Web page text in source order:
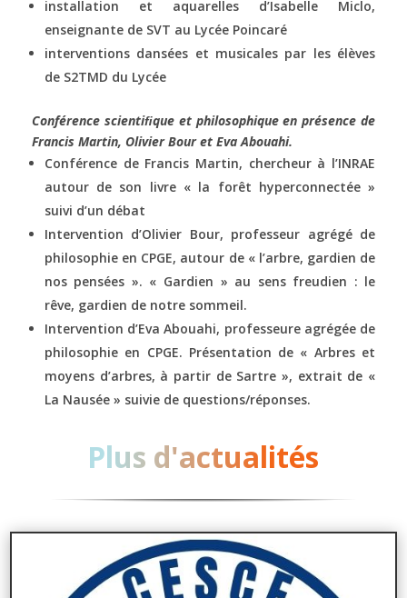
installation et aquarelles d’Isabelle Miclo,
enseignante de SVT au Lycée Poincaré
interventions dansées et musicales par les élèves
de S2TMD du Lycée
Conférence scientiﬁque et philosophique en présence de
Francis Martin, Olivier Bour et Eva Abouahi.
Conférence de Francis Martin, chercheur à l’INRAE
autour de son livre « la forêt hyperconnectée »
suivi d’un débat
Intervention d’Olivier Bour, professeur agrégé de
philosophie en CPGE, autour de « l’arbre, gardien de
nos pensées ». « Gardien » au sens freudien : le
rêve, gardien de notre sommeil.
Intervention d’Eva Abouahi, professeure agrégée de
philosophie en CPGE. Présentation de « Arbres et
moyens d’arbres, à partir de Sartre », extrait de «
La Nausée » suivie de questions/réponses.
Plus d'actualités